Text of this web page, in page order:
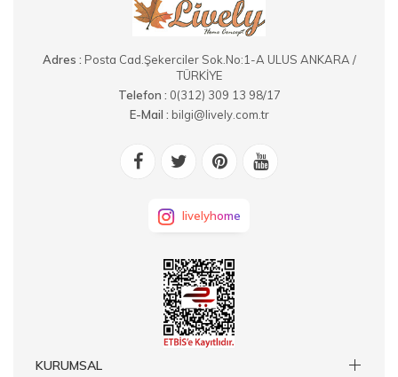
Adres : Posta Cad.Şekerciler Sok.No:1-A ULUS ANKARA /
TÜRKİYE
Telefon : 0(312) 309 13 98/17
E-Mail : bilgi@lively.com.tr
livelyhome
KURUMSAL